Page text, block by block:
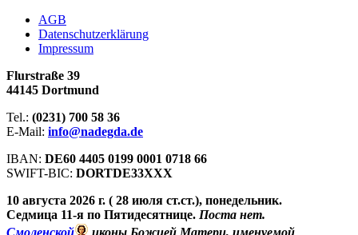
АGB
Datenschutzerklärung
Impressum
Flurstraße 39
44145 Dortmund
Tel.: (0231) 700 58 36
E-Mail: info@nadegda.de
IBAN: DE60 4405 0199 0001 0718 66
SWIFT-BIC: DORTDE33XXX
10 августа 2026 г. ( 28 июля ст.ст.), понедельник.
Седмица 11-я по Пятидесятнице. Поста нет.
Смоленской
иконы Божией Матери, именуемой